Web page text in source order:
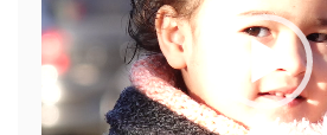
video